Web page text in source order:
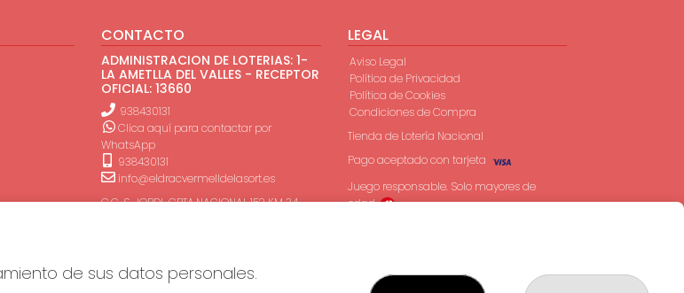
CONTACTO
ADMINISTRACION DE LOTERIAS: 1-
LA AMETLLA DEL VALLES - RECEPTOR
OFICIAL: 13660
938430131
Clica aquí para contactar por
WhatsApp
938430131
info@eldracvermelldelasort.es
C.C. S. JORDI-CRTA.NACIONAL 152 KM 34
LEGAL
Aviso Legal
Política de Privacidad
Política de Cookies
Condiciones de Compra
Tienda de Lotería Nacional
Pago aceptado con tarjeta
Juego responsable. Solo mayores de
edad.
de sus datos personales.